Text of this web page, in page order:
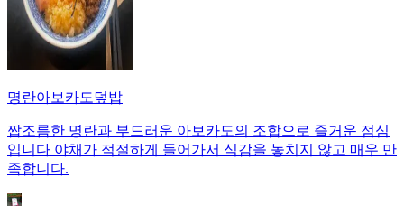
명란아보카도덮밥
짭조름한 명란과 부드러운 아보카도의 조합으로 즐거운 점심
입니다 야채가 적절하게 들어가서 식감을 놓치지 않고 매우 만
족합니다.